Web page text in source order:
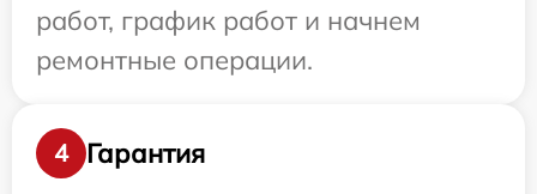
работ, график работ и начнем
ремонтные операции.
4
Гарантия